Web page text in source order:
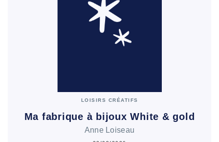
LOISIRS CRÉATIFS
Ma fabrique à bijoux White & gold
Anne Loiseau